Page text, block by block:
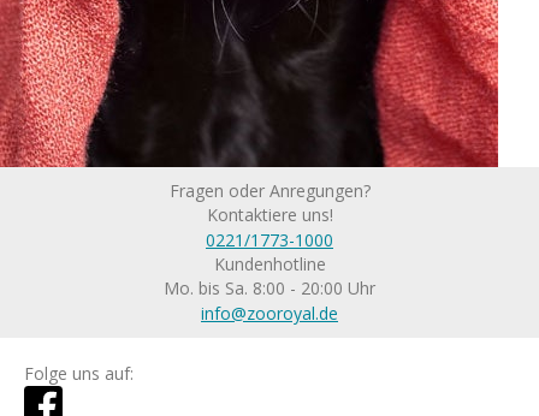
Fragen oder Anregungen?
Kontaktiere uns!
0221/1773-1000
Kundenhotline
Mo. bis Sa. 8:00 - 20:00 Uhr
info@zooroyal.de
Folge uns auf: